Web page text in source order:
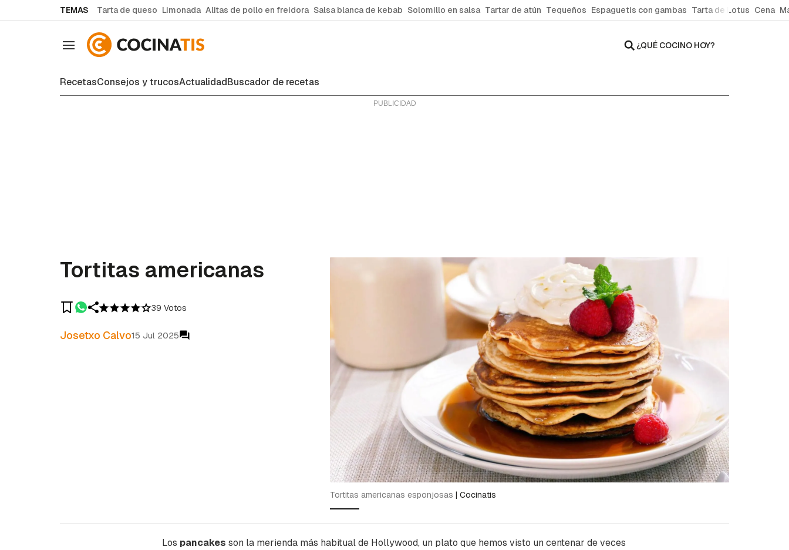
TEMAS Tarta de queso Limonada Alitas de pollo en freidora Salsa blanca de kebab Solomillo en salsa Tartar de atún Tequeños Espaguetis con gambas Tarta de Lotus Cena
Navegación ¿QUÉ COCINO HOY?
RecetasConsejos y trucosActualidadBuscador de recetas
Tortitas americanas
39 Votos
Josetxo Calvo15 Jul 2025
Tortitas americanas esponjosas | Cocinatis
Los pancakes son la merienda más habitual de Hollywood, un plato que hemos visto un centenar de veces